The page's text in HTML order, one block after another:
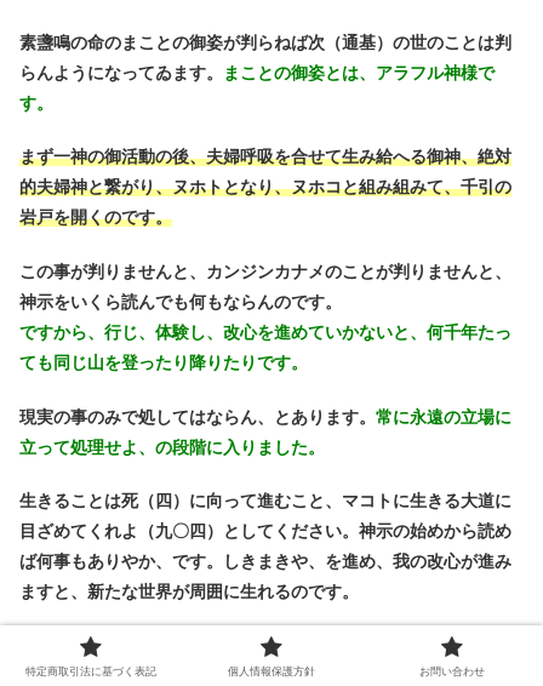
素盞鳴の命のまことの御姿が判らねば次（通基）の世のことは判
らんようになってゐます。
まことの御姿とは、アラフル神様で
す。
まず一神の御活動の後、夫婦呼吸を合せて生み給へる御神、絶対
的夫婦神と繋がり、ヌホトとなり、ヌホコと組み組みて、千引の
岩戸を開くのです。
この事が判りませんと、カンジンカナメのことが判りませんと、
神示をいくら読んでも何もならんのです。
ですから、行じ、体験し、改心を進めていかないと、何千年たっ
ても同じ山を登ったり降りたりです。
現実の事のみで処してはならん、とあります。 常に永遠の立場に
立って処理せよ、の段階に入りました。
生きることは死（四）に向って進むこと、マコトに生きる大道に
目ざめてくれよ（九〇四）としてください。神示の始めから読め
ば何事もありやか、です。しきまきや、を進め、我の改心が進み
ますと、新たな世界が周囲に生れるのです。
奥山は、あってはなりませんが、無くてはならん存在です。その
奥山とは、善人の住むところ、悪人の休む処です。
特定商取引法に基づく表記 個人情報保護方針 お問い合わせ